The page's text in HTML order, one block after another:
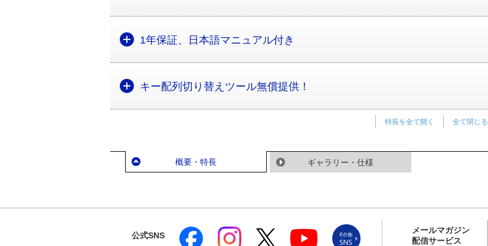
1年保証、日本語マニュアル付き
キー配列切り替えツール無償提供！
全て閉じる
特長を全て開く
概要・特長 ギャラリー・仕様
公式SNS
メールマガジン
配信サービス